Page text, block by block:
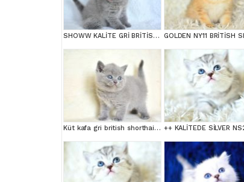
SHOWW KALİTE GRİ BRİTİSH SHORTHAİR YAVRUMUZ
Küt kafa gri british shorthair yavrularımız